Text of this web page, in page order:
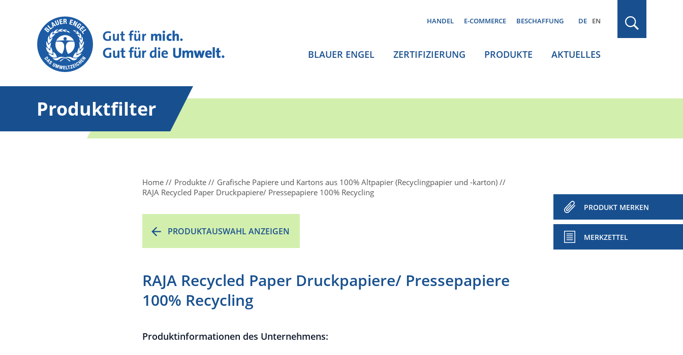
HANDEL E-COMMERCE BESCHAFFUNG DE EN
BLAUER ENGEL ZERTIFIZIERUNG PRODUKTE AKTUELLES
Produktfilter
Home Produkte
Grafische Papiere und Kartons aus 100% Altpapier (Recyclingpapier und -karton)
RAJA Recycled Paper Druckpapiere/ Pressepapiere 100% Recycling
PRODUKTAUSWAHL ANZEIGEN
PRODUKT MERKEN
MERKZETTEL
RAJA Recycled Paper Druckpapiere/ Pressepapiere
100% Recycling
Produktinformationen des Unternehmens: